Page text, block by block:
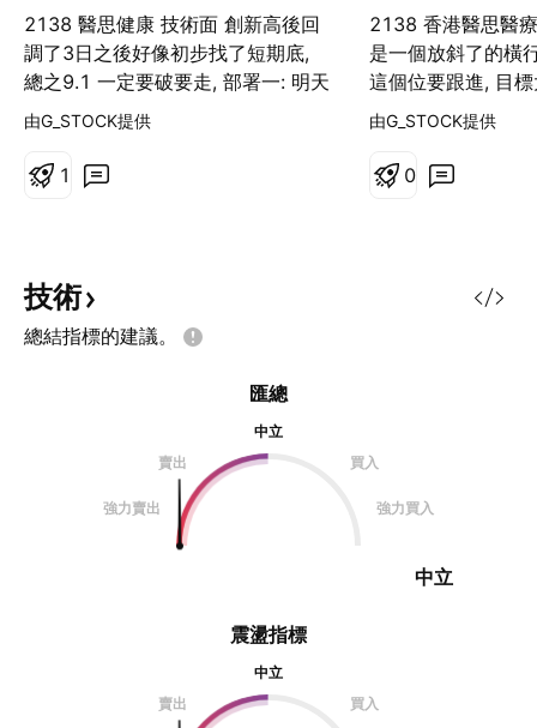
2138 醫思健康 技術面 創新高後回
調了3日之後好像初步找了短期底,
總之9.1 一定要破要走, 部署一: 明天
開市平開或陽燭都可以跟進, 如果穿
8.5-8.4附近要試的 要MARK 實就個
點增長和改變的, 雖然今次入好大機
會都是短炒下不用知道太多, 但是都
是有一點概念的 預期截至今年3月底
元，按年升10%，當中上半年跌
11%，而下半年升35%。集團指，
對其業務表現持樂觀態度，預期將受
益於對新型冠狀病毒測
由G_STOCK提供
1
2138 香港醫思醫
是一個放斜了的橫
這個位要跟進, 目
入位3-5%止OR
由G_STOCK提供
0
技術
總結指標的建議。
震盪指標
中立
賣出
買入
匯總
中立
賣出
買入
強力賣出 強力買入
中立